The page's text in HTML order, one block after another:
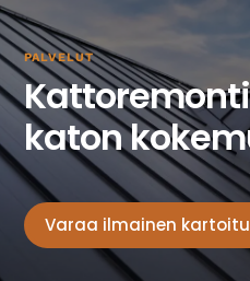
PALVELUT
katon
Varaa ilmainen